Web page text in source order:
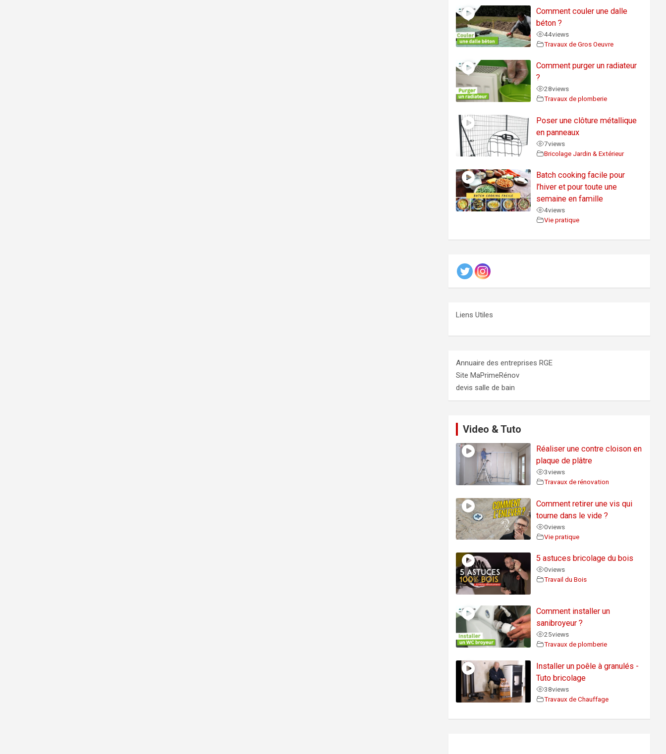
Comment couler une dalle
béton ?
44views
Travaux de Gros Oeuvre
Comment purger un radiateur
?
28views
Travaux de plomberie
Poser une clôture métallique
en panneaux
7views
Bricolage Jardin & Extérieur
Batch cooking facile pour
l’hiver et pour toute une
semaine en famille
4views
Vie pratique
Liens Utiles
Annuaire des entreprises RGE
Site MaPrimeRénov
devis salle de bain
Video & Tuto
Réaliser une contre cloison en
plaque de plâtre
3views
Travaux de rénovation
Comment retirer une vis qui
tourne dans le vide ?
0views
Vie pratique
5 astuces bricolage du bois
0views
Travail du Bois
Comment installer un
sanibroyeur ?
25views
Travaux de plomberie
Installer un poêle à granulés -
Tuto bricolage
38views
Travaux de Chauffage